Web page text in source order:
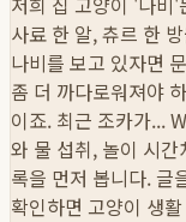
사료 한 알, 츄르 한
나비를 보고 있자면
좀 더 까다로워져야
이죠. 최근 조카가...
와 물 섭취, 놀이 시
록을 먼저 봅니다. 글
확인하면 고양이 생